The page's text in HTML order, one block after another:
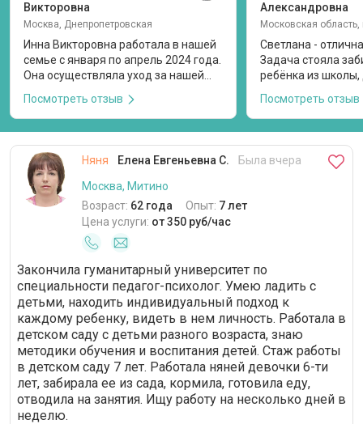
Викторовна
Москва, Днепропетровская
Инна Викторовна работала в нашей
семье с января по апрель 2024 года.
Она осуществляла уход за нашей
прихода няни в семью было 6
месяцев. Я нашла анкету Инны
по видео пригласила на пробный
день. При первом визите Инна
Викторовна предоставила все
необходимые документы. Мы
договорились о графике работы
среда-четверг с 9.00 до 17.30, так
как няня работает еще в двух
осуществляла уход за ребенком
(гигиена, кормление, прогулки,
контроль безопасности и т. д.) и
развитие по возрасту (музыка,
танцы, чтение и т. д.). Няня с
большим опытом и понимает, как
совладать с малышом даже в
стрессовых ситуациях. За время
работы она ни разу не повысила
голос на ребенка. Дочь утром
Посмотреть отзыв
Александровна
Светлана -
Задача стояла
ребёнка из школы,
дополнительные
помнила график
поиграть и ко
допы. Прекрасный
контролировала
дополнительных
болели, чётко
предписания
были с ней, я была
спокойна, что
правильно.
благодарность.
Посмотреть отзыв
Няня Елена Евгеньевна С.
Была вчера
Москва, Митино
Возраст: 62 года Опыт: 7 лет
Цена услуги: от 350 руб/час
Закончила гуманитарный университет по
специальности педагог-психолог. Умею ладить с
детьми, находить индивидуальный подход к
каждому ребенку, видеть в нем личность. Работала в
детском саду с детьми разного возраста, знаю
методики обучения и воспитания детей. Стаж работы
в детском саду 7 лет. Работала няней девочки 6-ти
лет, забирала ее из сада, кормила, готовила еду,
отводила на занятия. Ищу работу на несколько дней в
неделю.